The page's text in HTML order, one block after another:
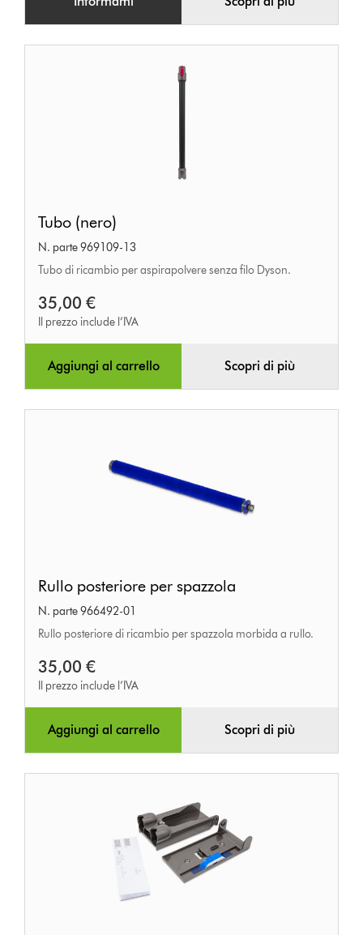
(nero)
Tubo (nero)
N. parte 969109-13
Tubo di ricambio per aspirapolvere senza filo Dyson.
35,00 €
Il prezzo include l’IVA
Aggiungi al carrello Scopri di più
posteriore
per
spazzola
Rullo posteriore per spazzola
N. parte 966492-01
Rullo posteriore di ricambio per spazzola morbida a rullo.
35,00 €
Il prezzo include l’IVA
Aggiungi al carrello Scopri di più